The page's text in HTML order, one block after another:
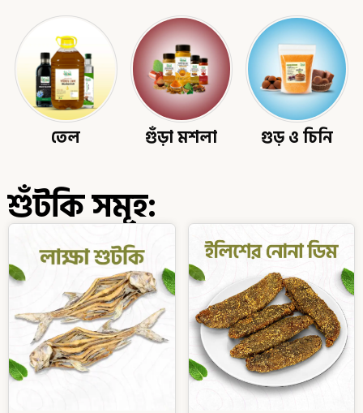
তেল গুঁড়া মশলা গুড় ও চিনি
শুঁটকি সমূহ: